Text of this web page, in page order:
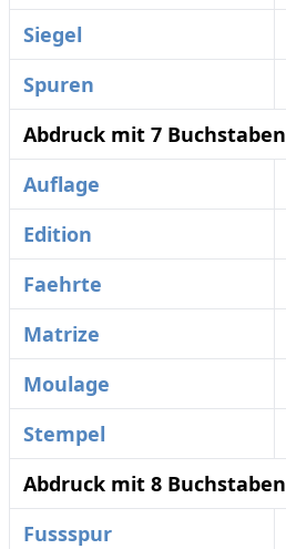
Siegel
Spuren
Abdruck mit 7 Buchstaben
Auflage
Edition
Faehrte
Matrize
Moulage
Stempel
Abdruck mit 8 Buchstaben
Fussspur